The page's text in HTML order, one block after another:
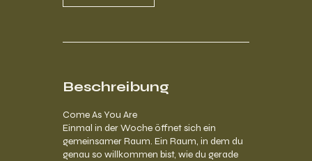
Beschreibung
Come As You Are
Einmal in der Woche öffnet sich ein
gemeinsamer Raum. Ein Raum, in dem du
genau so willkommen bist, wie du gerade